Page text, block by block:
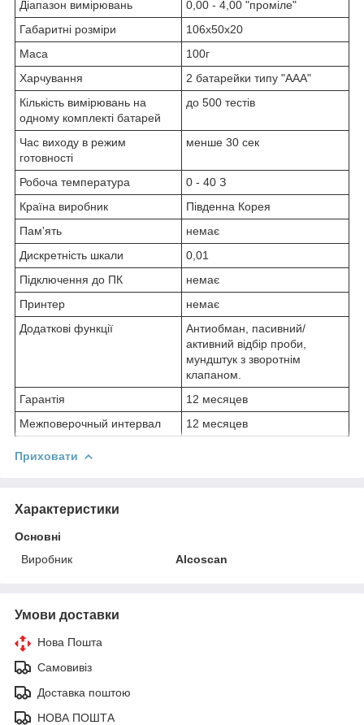
Діапазон вимірювань
0,00 - 4,00 "проміле"
Габаритні розміри
106х50х20
Маса
100г
Харчування
2 батарейки типу "ААА"
Кількість вимірювань на
одному комплекті батарей
до 500 тестів
Час виходу в режим
готовності
менше 30 сек
Робоча температура
0 - 40 З
Країна виробник
Південна Корея
Пам'ять
немає
Дискретність шкали
0,01
Підключення до ПК
немає
Принтер
немає
Додаткові функції
Антиобман, пасивний/
активний відбір проби,
мундштук з зворотнім
клапаном.
Гарантія
12 месяцев
Межповерочный интервал
12 месяцев
Приховати
Характеристики
Основні
Виробник
Alcoscan
Умови доставки
Нова Пошта
Самовивіз
Доставка поштою
НОВА ПОШТА